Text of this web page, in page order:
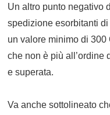
Un altro punto negativo
spedizione esorbitanti
un valore minimo di 300
che non è più all’ordine
e superata.
Va anche sottolineato